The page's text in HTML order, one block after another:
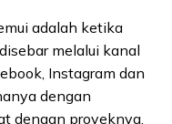
adalah ketika
melalui kanal
Instagram dan
dengan
dengan proyeknya,